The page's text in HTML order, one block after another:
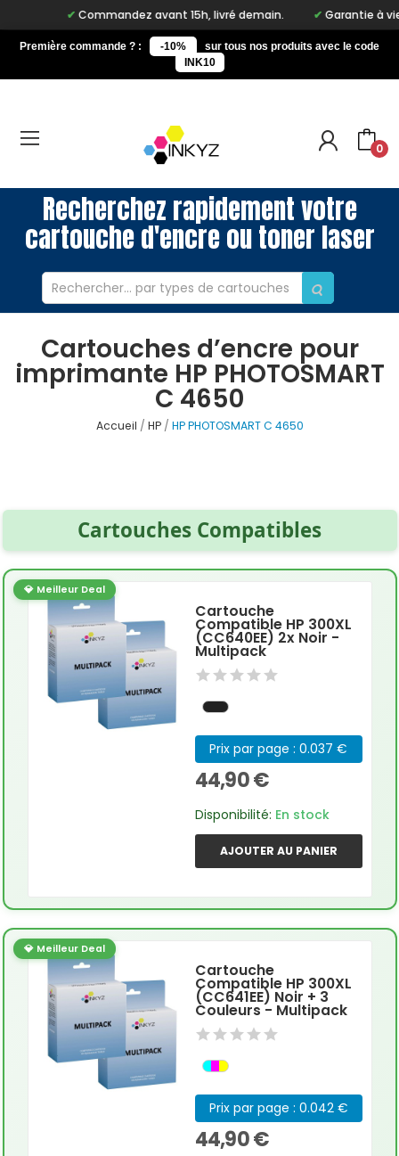
Commandez avant 15h, livré demain. Garantie à vie
Première commande ? : -10%
sur tous nos produits avec le code
INK10
0
Recherchez rapidement votre
cartouche d'encre ou toner laser
Cartouches d’encre pour
imprimante HP PHOTOSMART
C 4650
Accueil HP HP PHOTOSMART C 4650
Cartouches Compatibles
💎 Meilleur Deal
Cartouche
Compatible HP 300XL
(CC640EE) 2x Noir -
Multipack
Prix par page : 0.037 €
44,90 €
Disponibilité: En stock
AJOUTER AU PANIER
💎 Meilleur Deal
Cartouche
Compatible HP 300XL
(CC641EE) Noir + 3
Couleurs - Multipack
Prix par page : 0.042 €
44,90 €